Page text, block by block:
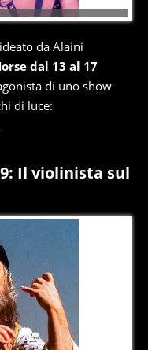
da Alaini
dal 13 al 17
di uno show
di luce:
Il violinista sul